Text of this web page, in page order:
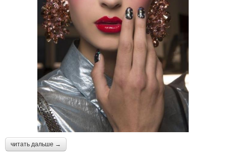
читать дальше →